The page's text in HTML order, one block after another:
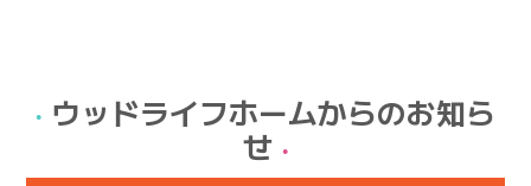
ウッドライフホームからのお知ら
せ